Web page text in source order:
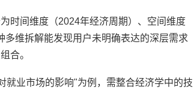
时间维度（2024年经济周期）、空间维度
多维拆解能发现用户未明确表达的深层需求
合。
就业市场的影响"为例，需整合经济学中的技